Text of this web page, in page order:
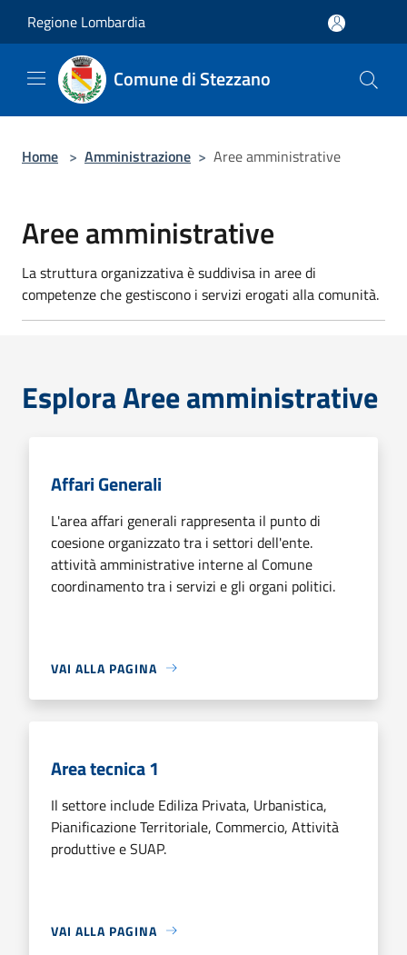
Regione Lombardia
Comune di Stezzano
Home > Amministrazione > Aree amministrative
Aree amministrative
La struttura organizzativa è suddivisa in aree di
competenze che gestiscono i servizi erogati alla comunità.
Esplora Aree amministrative
Affari Generali
L'area affari generali rappresenta il punto di
coesione organizzato tra i settori dell'ente.
attività amministrative interne al Comune
coordinamento tra i servizi e gli organi politici.
VAI ALLA PAGINA
Area tecnica 1
Il settore include Ediliza Privata, Urbanistica,
Pianificazione Territoriale, Commercio, Attività
produttive e SUAP.
VAI ALLA PAGINA